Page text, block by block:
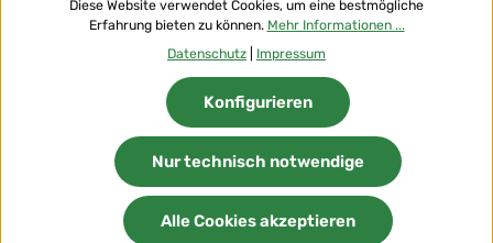
© 2026 Flowers-Deluxe - with
Diese Website verwendet Cookies, um eine bestmögliche
Erfahrung bieten zu können. Mehr Informationen ...
Datenschutz
Impressum
Nur technisch notwendige
Konfigurieren
Alle Cookies akzeptieren